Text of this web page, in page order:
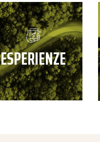
ESPERIENZE